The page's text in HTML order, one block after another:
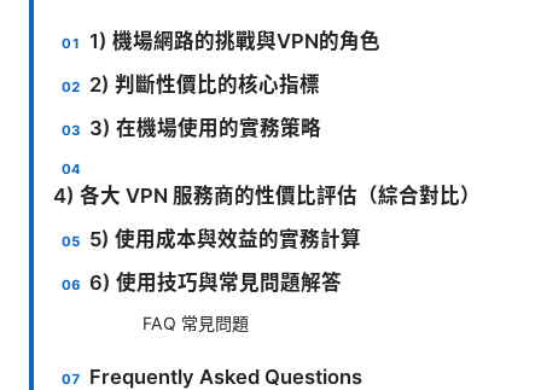
1) 機場網路的挑戰與VPN的角色
2) 判斷性價比的核心指標
3) 在機場使用的實務策略
4) 各大 VPN 服務商的性價比評估（綜合對比）
5) 使用成本與效益的實務計算
6) 使用技巧與常見問題解答
FAQ 常見問題
Frequently Asked Questions